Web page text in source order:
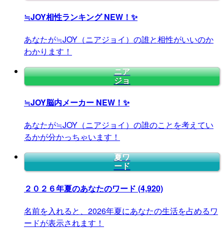
≒JOY相性ランキングNEW！✨
あなたが≒JOY（ニアジョイ）の誰と相性がいいのか
わかります！
ニア
ジョ
≒JOY脳内メーカー NEW！✨
あなたが≒JOY（ニアジョイ）の誰のことを考えてい
るかが分かっちゃいます！
夏ワ
ード
２０２６年夏のあなたのワード (4,920)
名前を入れると、2026年夏にあなたの生活を占めるワ
ードが表示されます！